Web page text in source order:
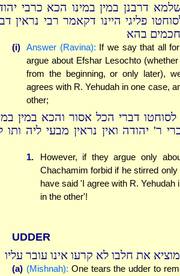
דרבנן במין במינו הכא כרבי
פליגי היינו דקאמר רבי נראין
חכמים בהא
(i) Answer (Ravina): If we say that all
argue about Efshar Lesochto
from the beginning, or only later),
agrees with R. Yehudah in one case,
other;
דברי הכל אסור והכא במין
ר' יהודה ואין נראין מבעי ליה ותו
1.
However, if they argue only
Chachamim forbid if he stirred
have said 'I agree with R. Yehudah
in the other'!
UDDER
את חלבו לא קרעו אינו עובר עליו
(a) (Mishnah): One tears the udder to